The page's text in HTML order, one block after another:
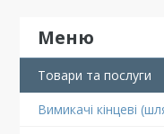
Товари та послуги
Вимикачі кінцеві